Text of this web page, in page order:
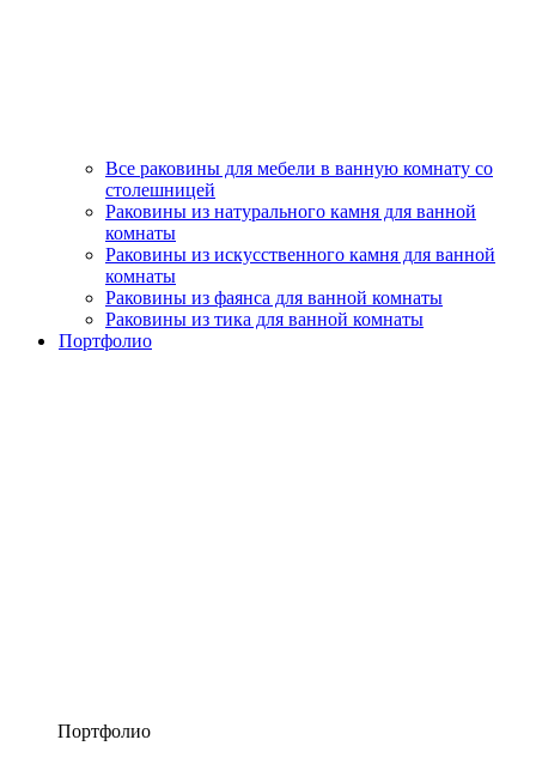
Все раковины для мебели в ванную комнату со
столешницей
Раковины из натурального камня для ванной
комнаты
Раковины из искусственного камня для ванной
комнаты
Раковины из фаянса для ванной комнаты
Раковины из тика для ванной комнаты
Портфолио
Портфолио